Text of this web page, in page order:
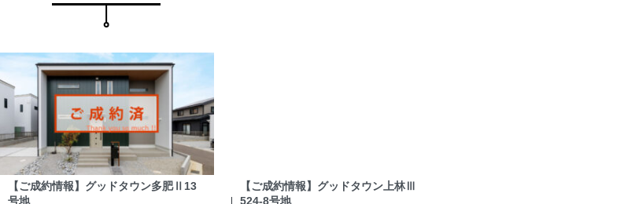
【ご成約情報】グッドタウン多肥Ⅱ13
号地
【ご成約情報】グッドタウン上林Ⅲ
524-8号地